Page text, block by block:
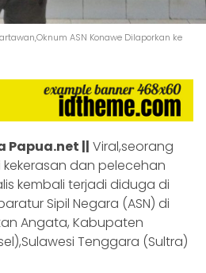
ASN Konawe Dilaporkan ke
Papua.net || Viral,seorang
dan pelecehan
kembali terjadi diduga di
Sipil Negara (ASN) di
Angata, Kabupaten
Tenggara (Sultra)